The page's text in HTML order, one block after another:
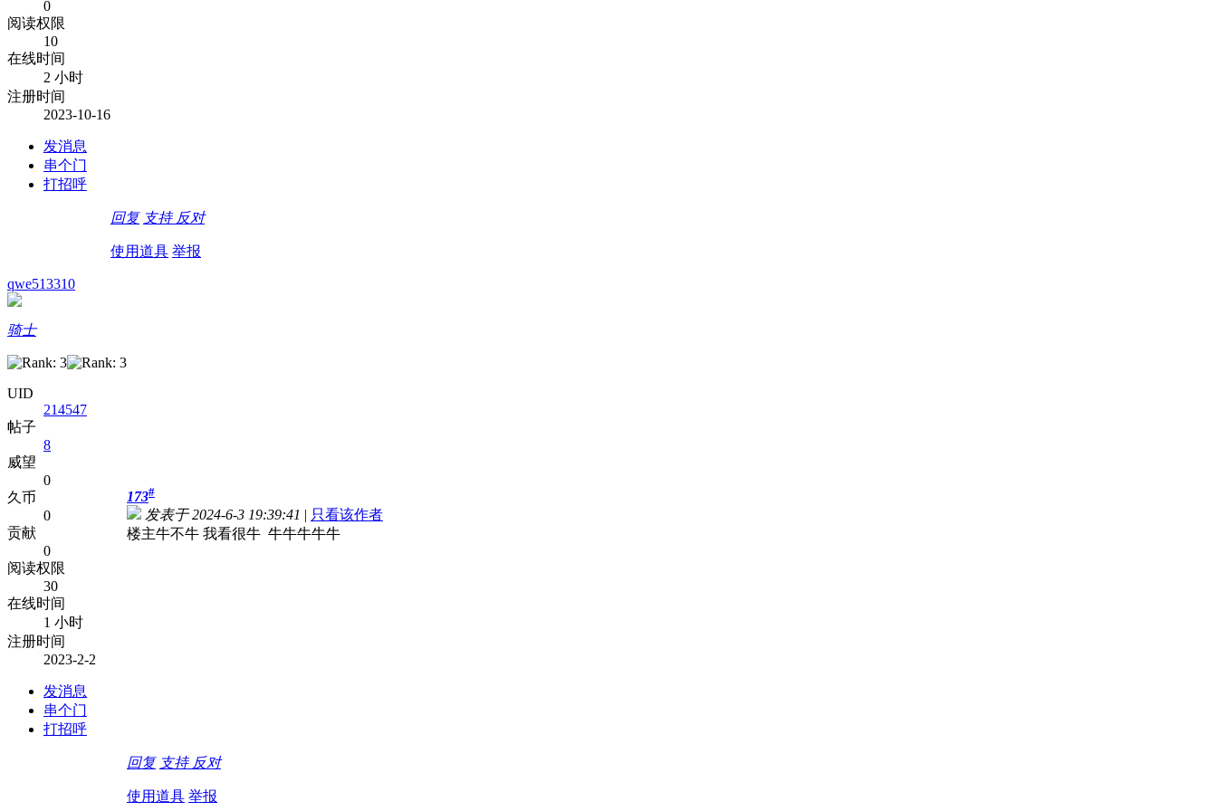
0
阅读权限
10
在线时间
2 小时
注册时间
2023-10-16
发消息
串个门
打招呼
回复 支持 反对
使用道具 举报
qwe513310
骑士
UID
214547
帖子
8
威望
0
久币
0
贡献
0
阅读权限
30
在线时间
1 小时
注册时间
2023-2-2
发消息
串个门
打招呼
173#
发表于 2024-6-3 19:39:41 | 只看该作者
楼主牛不牛 我看很牛 牛牛牛牛牛
回复 支持 反对
使用道具 举报